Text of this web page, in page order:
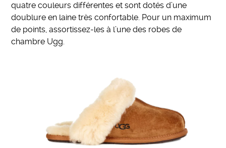
quatre couleurs différentes et sont dotés d’une
doublure en laine très confortable. Pour un maximum
de points, assortissez-les à l’une des robes de
chambre Ugg.